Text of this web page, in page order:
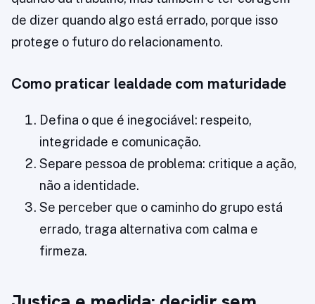
de dizer quando algo está errado, porque isso
protege o futuro do relacionamento.
Como praticar lealdade com maturidade
Defina o que é inegociável: respeito,
integridade e comunicação.
Separe pessoa de problema: critique a ação,
não a identidade.
Se perceber que o caminho do grupo está
errado, traga alternativa com calma e
firmeza.